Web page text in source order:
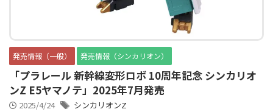
発売情報（一般） 発売情報（シンカリオン）
「プラレール 新幹線変形ロボ 10周年記念 シンカリオ
ンZ E5ヤマノテ」2025年7月発売
2025/4/24 シンカリオンZ